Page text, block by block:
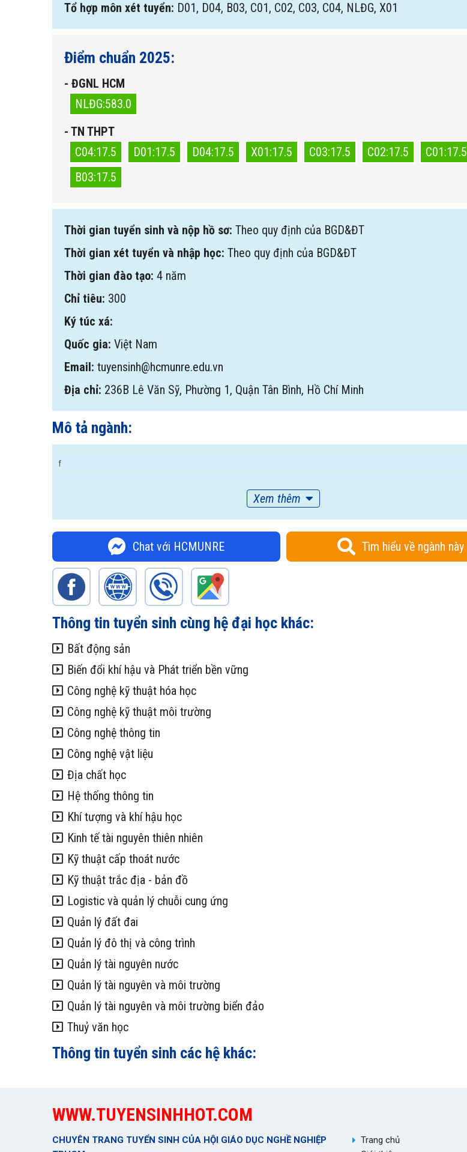
Tổ hợp môn xét tuyển: D01, D04, B03, C01, C02, C03, C04, NLĐG, X01
Điểm chuẩn 2025:
- ĐGNL HCM
NLĐG:583.0
- TN THPT
C04:17.5
D01:17.5 D04:17.5 X01:17.5 C03:17.5 C02:17.5
C01:17.5
B03:17.5
Thời gian tuyển sinh và nộp hồ sơ: Theo quy định của BGD&ĐT
Thời gian xét tuyển và nhập học: Theo quy định của BGD&ĐT
Thời gian đào tạo: 4 năm
Chỉ tiêu: 300
Ký túc xá:
Quốc gia: Việt Nam
Email: tuyensinh@hcmunre.edu.vn
Địa chỉ: 236B Lê Văn Sỹ, Phường 1, Quận Tân Bình, Hồ Chí Minh
Mô tả ngành:
f
Xem thêm
Chat với HCMUNRE Tìm hiểu về ngành này
Thông tin tuyển sinh cùng hệ đại học khác:
Bất động sản
Biến đổi khí hậu và Phát triển bền vững
Công nghệ kỹ thuật hóa học
Công nghệ kỹ thuật môi trường
Công nghệ thông tin
Công nghệ vật liệu
Địa chất học
Hệ thống thông tin
Khí tượng và khí hậu học
Kinh tế tài nguyên thiên nhiên
Kỹ thuật cấp thoát nước
Kỹ thuật trắc địa - bản đồ
Logistic và quản lý chuỗi cung ứng
Quản lý đất đai
Quản lý đô thị và công trình
Quản lý tài nguyên nước
Quản lý tài nguyên và môi trường
Quản lý tài nguyên và môi trường biển đảo
Thuỷ văn học
Thông tin tuyển sinh các hệ khác:
WWW.TUYENSINHHOT.COM
CHUYÊN TRANG TUYỂN SINH CỦA HỘI GIÁO DỤC NGHỀ NGHIỆP
Trang chủ